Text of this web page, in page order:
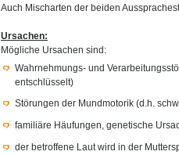
Auch Mischarten der beiden
Ursachen:
Mögliche Ursachen sind:
Wahrnehmungs- und
entschlüsselt)
Störungen der Mundmotorik (d.h.
familiäre Häufungen, genetische
der betroffene Laut wird in der